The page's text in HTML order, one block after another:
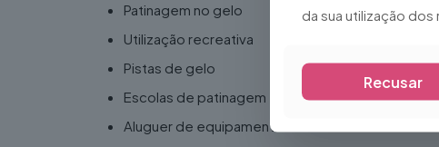
Patinagem no gelo
Utilização recreativa
Pistas de gelo
Escolas de patinagem
Aluguer de equipamento
da sua utilização
Recusar